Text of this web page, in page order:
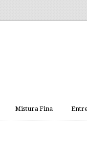
Mistura Fina